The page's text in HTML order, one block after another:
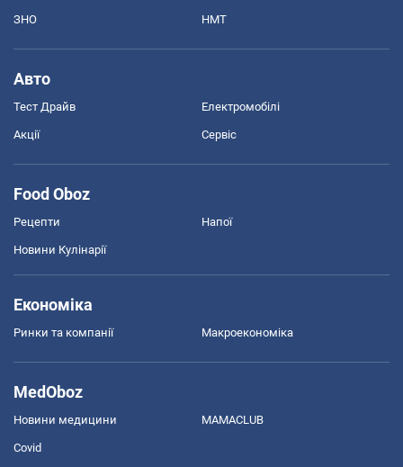
ЗНО НМТ
Авто
Тест Драйв Електромобілі
Акції Сервіс
Food Oboz
Рецепти Напої
Новини Кулінарії
Економіка
Ринки та компанії Макроекономіка
MedOboz
Новини медицини MAMACLUB
Covid